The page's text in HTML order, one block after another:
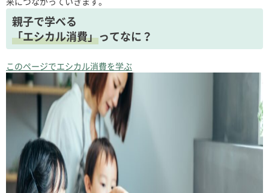
親子で学べる
「エシカル消費」ってなに？
このページでエシカル消費を学ぶ